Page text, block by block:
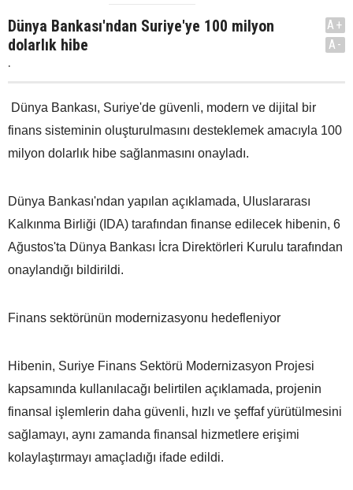
Dünya Bankası'ndan Suriye'ye 100 milyon
dolarlık hibe
.
A+
A-
Dünya Bankası, Suriye'de güvenli, modern ve dijital bir
finans sisteminin oluşturulmasını desteklemek amacıyla 100
milyon dolarlık hibe sağlanmasını onayladı.
Dünya Bankası'ndan yapılan açıklamada, Uluslararası
Kalkınma Birliği (IDA) tarafından finanse edilecek hibenin, 6
Ağustos'ta Dünya Bankası İcra Direktörleri Kurulu tarafından
onaylandığı bildirildi.
Finans sektörünün modernizasyonu hedefleniyor
Hibenin, Suriye Finans Sektörü Modernizasyon Projesi
kapsamında kullanılacağı belirtilen açıklamada, projenin
finansal işlemlerin daha güvenli, hızlı ve şeffaf yürütülmesini
sağlamayı, aynı zamanda finansal hizmetlere erişimi
kolaylaştırmayı amaçladığı ifade edildi.